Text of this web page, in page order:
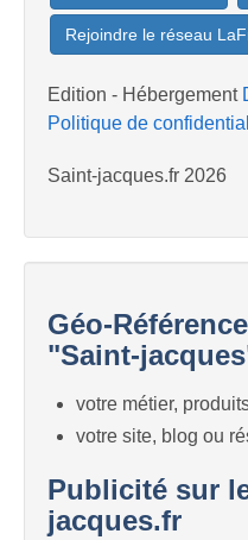
Rejoindre le réseau
Edition - Hébergement
Politique de
Saint-jacques.fr 2026
Géo-
"Saint-
votre métier,
votre site, blog ou
Publicité sur
jacques.fr